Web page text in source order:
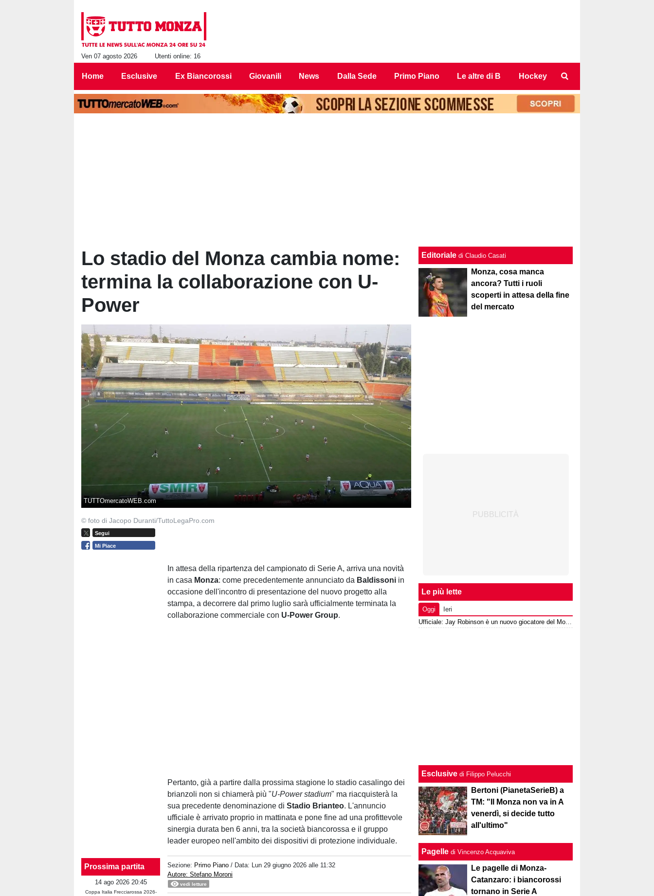
Ven 07 agosto 2026 Utenti online: 16
Home Esclusive Ex Biancorossi Giovanili News Dalla Sede Primo Piano Le altre di B Hockey
Lo stadio del Monza cambia nome:
termina la collaborazione con U-
Power
TUTTOmercatoWEB.com
© foto di Jacopo Duranti/TuttoLegaPro.com
Segui
Mi Piace
Prossima partita
14 ago 2026 20:45
Coppa Italia Frecciarossa 2026-
In attesa della ripartenza del campionato di Serie A, arriva una novità
in casa Monza: come precedentemente annunciato da Baldissoni in
occasione dell'incontro di presentazione del nuovo progetto alla
stampa, a decorrere dal primo luglio sarà ufficialmente terminata la
collaborazione commerciale con U-Power Group.
Pertanto, già a partire dalla prossima stagione lo stadio casalingo dei
brianzoli non si chiamerà più "U-Power stadium" ma riacquisterà la
sua precedente denominazione diStadio Brianteo. L'annuncio
ufficiale è arrivato proprio in mattinata e pone fine ad una profittevole
sinergia durata ben 6 anni, tra la società biancorossa e il gruppo
leader europeo nell'ambito dei dispositivi di protezione individuale.
Sezione: Primo Piano / Data: Lun 29 giugno 2026 alle 11:32
Autore: Stefano Moroni
vedi letture
Editoriale di Claudio Casati
Monza, cosa manca
ancora? Tutti i ruoli
scoperti in attesa della fine
del mercato
Le più lette
Oggi
Ieri
Ufficiale: Jay Robinson è un nuovo giocatore del Monza
Esclusive di Filippo Pelucchi
Bertoni (PianetaSerieB) a
TM: "Il Monza non va in A
venerdì, si decide tutto
all'ultimo"
Pagelle di Vincenzo Acquaviva
Le pagelle di Monza-
Catanzaro: i biancorossi
tornano in Serie A